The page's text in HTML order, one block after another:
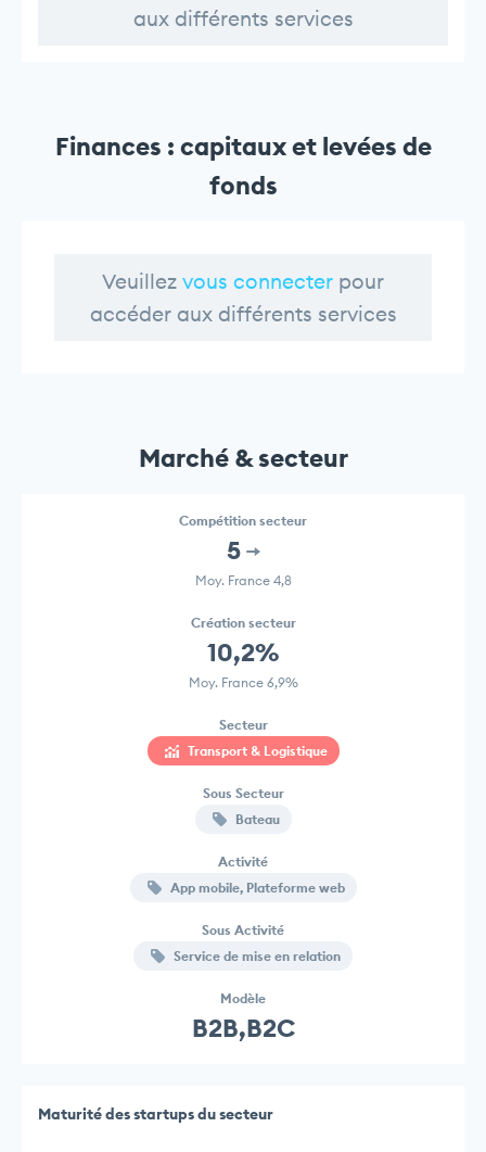
aux différents services
Finances : capitaux et levées de
fonds
Veuillez vous connecter pour
accéder aux différents services
Marché & secteur
Compétition secteur
5
Moy. France 4,8
Création secteur
10,2%
Moy. France 6,9%
Secteur
Transport & Logistique
Sous Secteur
Bateau
Activité
App mobile, Plateforme web
Sous Activité
Service de mise en relation
Modèle
B2B,B2C
Maturité des startups du secteur